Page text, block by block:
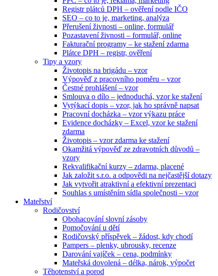
Registr plátců DPH – ověření podle IČO
SEO – co to je, marketing, analýza
Přerušení živnosti – online, formulář
Pozastavení živnosti – formulář, online
Fakturační programy – ke stažení zdarma
Plátce DPH – registr, ověření
Tipy a vzory
Životopis na brigádu – vzor
Výpověď z pracovního poměru – vzor
Čestné prohlášení – vzor
Smlouva o dílo – jednoduchá, vzor ke stažení
Vytýkací dopis – vzor, jak ho správně napsat
Pracovní docházka – vzor výkazu práce
Evidence docházky – Excel, vzor ke stažení
zdarma
Životopis – vzor zdarma ke stažení
Okamžitá výpověď ze zdravotních důvodů –
vzory
Rekvalifikační kurzy – zdarma, placené
Jak založit s.r.o. a odpovědi na nejčastější dotazy
Jak vytvořit atraktivní a efektivní prezentaci
Souhlas s umístěním sídla společnosti – vzor
Mateřství
Rodičovství
Obohacování slovní zásoby
Pomočování u dětí
Rodičovský příspěvek – žádost, kdy chodí
Pampers – plenky, ubrousky, recenze
Darování vajíček – cena, podmínky
Mateřská dovolená – délka, nárok, výpočet
Těhotenství a porod